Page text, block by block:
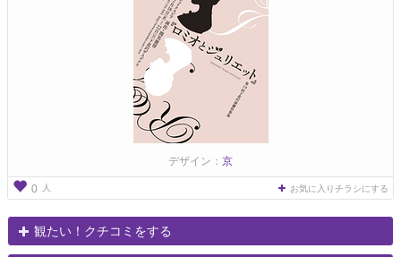
デザイン： 京
0 人 お気に入りチラシにする
観たい！クチコミをする